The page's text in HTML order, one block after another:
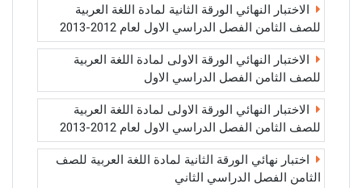
الاختبار النهائي الورقة الثانية لمادة اللغة العربية
للصف الثامن الفصل الدراسي الاول لعام 2012-2013
الاختبار النهائي الورقة الاولى لمادة اللغة العربية
للصف الثامن الفصل الدراسي الاول
الاختبار النهائي الورقة الاولى لمادة اللغة العربية
للصف الثامن الفصل الدراسي الاول لعام 2012-2013
اختبار نهائي الورقة الثانية لمادة اللغة العربية للصف
الثامن الفصل الدراسي الثاني